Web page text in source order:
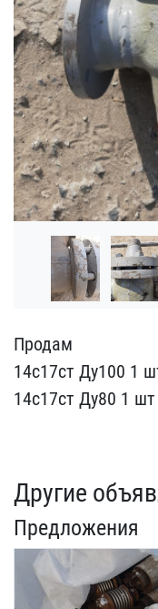
Продам
14с17ст Ду100 1
14с17ст Ду80 1 шт
Другие
Предложения